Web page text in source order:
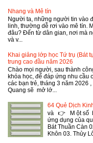
Nhang và Mê tín
Người ta, những người tin vào
linh, thường dễ rơi vào mê tín.
đâu? Đến từ dân gian, nơi mà
và v...
Khai giảng lớp học Tứ trụ (Bát
trung cao đầu năm 2026
Chào mọi người, sau thành
khóa học, để đáp ứng nhu cầu
các bạn trẻ, tháng 3 năm 2026
Quang sẽ mở lớ...
64 Quẻ Dịch
và 👉 M ột số
ứng dụng của
Bát Thuần Càn
Khôn 03. Thủy